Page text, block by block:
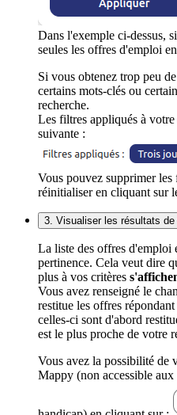
Dans l'exemple ci-dessus,
seules les offres d'emploi
Si vous obtenez trop peu
certains mots-clés ou
recherche.
Les filtres appliqués à
suivante :
Vous pouvez supprimer
réinitialiser en cliquant sur
3. Visualiser les résultats
La liste des offres d'emploi
pertinence. Cela veut dire
plus à vos critères
Vous avez renseigné le
restitue les offres
celles-ci sont d'abord
est le plus proche de votre
Vous avez la possibilité de
Mappy (non accessible